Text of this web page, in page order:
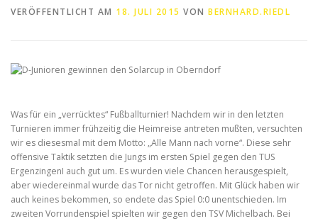
VERÖFFENTLICHT AM 18. JULI 2015 VON BERNHARD.RIEDL
Was für ein „verrücktes“ Fußballturnier! Nachdem wir in den letzten
Turnieren immer frühzeitig die Heimreise antreten mußten, versuchten
wir es diesesmal mit dem Motto: „Alle Mann nach vorne“. Diese sehr
offensive Taktik setzten die Jungs im ersten Spiel gegen den TUS
ErgenzingenI auch gut um. Es wurden viele Chancen herausgespielt,
aber wiedereinmal wurde das Tor nicht getroffen. Mit Glück haben wir
auch keines bekommen, so endete das Spiel 0:0 unentschieden. Im
zweiten Vorrundenspiel spielten wir gegen den TSV Michelbach. Bei